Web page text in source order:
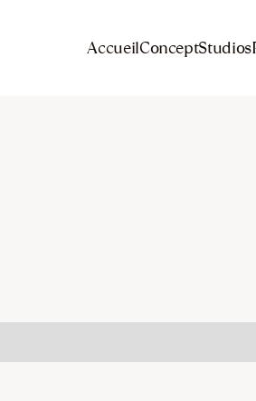
AccueilConceptStudios